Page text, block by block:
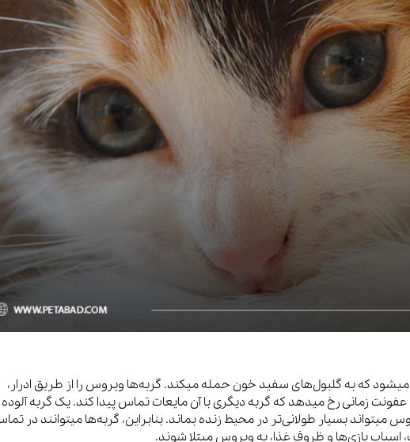
که به گلبول‌های سفید خون حمله میکند. گربه‌ها ویروس را از طریق ادرار،
زمانی رخ میدهد که گربه دیگری با آن مایعات تماس پیدا کند. یک گربه آلوده
میتواند بسیار طولانی‌تر در محیط زنده بماند. بنابراین، گربه‌ها میتوانند در
اسباب بازی‌ها و ظروف غذا، به ویروس مبتلا شوند.